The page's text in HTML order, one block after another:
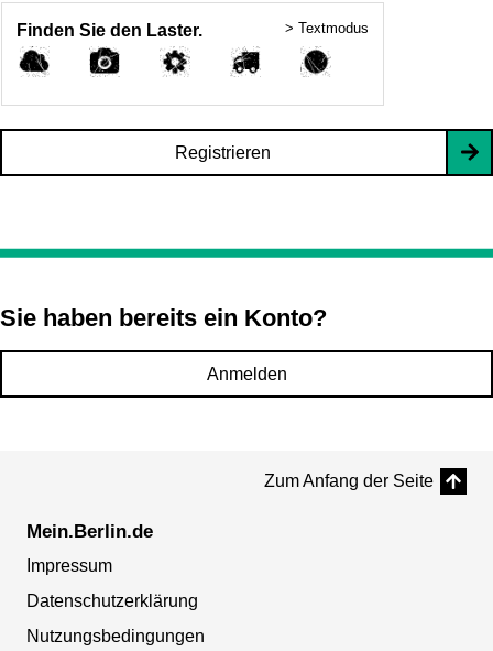
Finden Sie den Laster. > Textmodus
Registrieren
Sie haben bereits ein Konto?
Anmelden
Zum Anfang der Seite
Mein.Berlin.de
Impressum
Datenschutzerklärung
Nutzungsbedingungen